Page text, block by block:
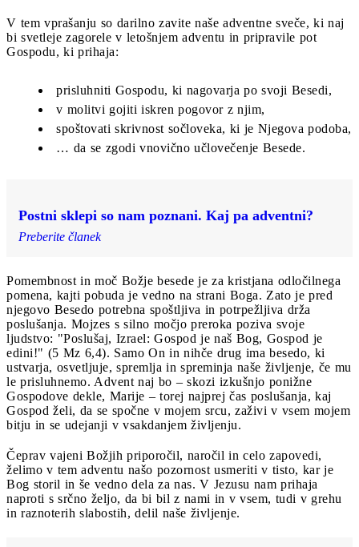
V tem vprašanju so darilno zavite naše adventne sveče, ki naj
bi svetleje zagorele v letošnjem adventu in pripravile pot
Gospodu, ki prihaja:
prisluhniti Gospodu, ki nagovarja po svoji Besedi,
v molitvi gojiti iskren pogovor z njim,
spoštovati skrivnost sočloveka, ki je Njegova podoba,
… da se zgodi vnovično učlovečenje Besede.
Postni sklepi so nam poznani. Kaj pa adventni?
Preberite članek
Pomembnost in moč Božje besede je za kristjana odločilnega
pomena, kajti pobuda je vedno na strani Boga. Zato je pred
njegovo Besedo potrebna spoštljiva in potrpežljiva drža
poslušanja. Mojzes s silno močjo preroka poziva svoje
ljudstvo: "Poslušaj, Izrael: Gospod je naš Bog, Gospod je
edini!" (5 Mz 6,4). Samo On in nihče drug ima besedo, ki
ustvarja, osvetljuje, spremlja in spreminja naše življenje, če mu
le prisluhnemo. Advent naj bo – skozi izkušnjo ponižne
Gospodove dekle, Marije – torej najprej čas poslušanja, kaj
Gospod želi, da se spočne v mojem srcu, zaživi v vsem mojem
bitju in se udejanji v vsakdanjem življenju.
Čeprav vajeni Božjih priporočil, naročil in celo zapovedi,
želimo v tem adventu našo pozornost usmeriti v tisto, kar je
Bog storil in še vedno dela za nas. V Jezusu nam prihaja
naproti s srčno željo, da bi bil z nami in v vsem, tudi v grehu
in raznoterih slabostih, delil naše življenje.